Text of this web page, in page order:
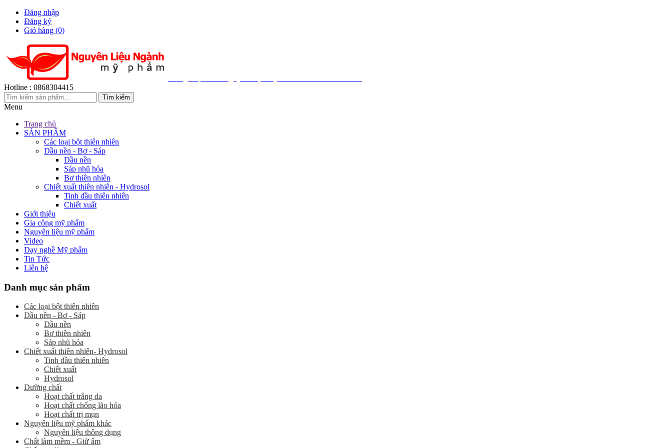
Đăng nhập
Đăng ký
Giỏ hàng (0)
Hotline : 0868304415
Menu
Trang chủ
SẢN PHẨM
Các loại bột thiên nhiên
Dầu nền - Bơ - Sáp
Dầu nền
Sáp nhũ hóa
Bơ thiên nhiên
Chiết xuất thiên nhiên - Hydrosol
Tinh dầu thiên nhiên
Chiết xuất
Giới thiệu
Gia công mỹ phẩm
Nguyên liệu mỹ phẩm
Video
Dạy nghề Mỹ phẩm
Tin Tức
Liên hệ
Danh mục sản phẩm
Các loại bột thiên nhiên
Dầu nền - Bơ - Sáp
Dầu nền
Bơ thiên nhiên
Sáp nhũ hóa
Chiết xuất thiên nhiên- Hydrosol
Tinh dầu thiên nhiên
Chiết xuất
Hydrosol
Dưỡng chất
Hoạt chất trắng da
Hoạt chất chống lão hóa
Hoạt chất trị mụn
Nguyên liệu mỹ phẩm khác
Nguyên liệu thông dụng
Chất làm mềm - Giữ ẩm